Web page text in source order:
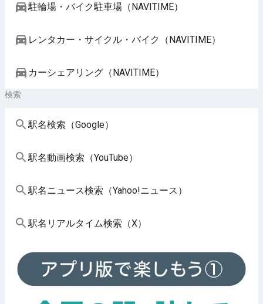
駐輪場・バイク駐車場（NAVITIME）
レンタカー・サイクル・バイク（NAVITIME）
カーシェアリング（NAVITIME）
検索
駅名検索（Google）
駅名動画検索（YouTube）
駅名ニュース検索（Yahoo!ニュース）
駅名リアルタイム検索（X）